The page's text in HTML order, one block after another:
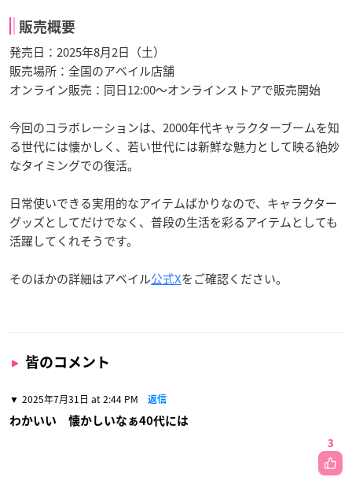
販売概要
発売日：2025年8月2日（土）
販売場所：全国のアベイル店舗
オンライン販売：同日12:00〜オンラインストアで販売開始
今回のコラボレーションは、2000年代キャラクターブームを知
る世代には懐かしく、若い世代には新鮮な魅力として映る絶妙
なタイミングでの復活。
日常使いできる実用的なアイテムばかりなので、キャラクター
グッズとしてだけでなく、普段の生活を彩るアイテムとしても
活躍してくれそうです。
そのほかの詳細はアベイル公式Xをご確認ください。
皆のコメント
2025年7月31日 at 2:44 PM 返信
わかいい 懐かしいなぁ40代には
3